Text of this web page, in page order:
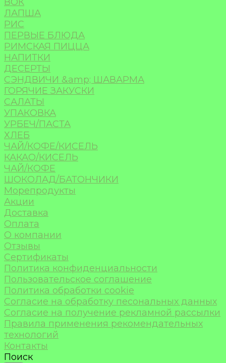
ЛАПША
РИС
ПЕРВЫЕ БЛЮДА
РИМСКАЯ ПИЦЦА
НАПИТКИ
ДЕСЕРТЫ
СЭНДВИЧИ &amp; ШАВАРМА
ГОРЯЧИЕ ЗАКУСКИ
САЛАТЫ
УПАКОВКА
УРБЕЧ/ПАСТА
ХЛЕБ
ЧАЙ/КОФЕ/КИСЕЛЬ
КАКАО/КИСЕЛЬ
ЧАЙ/КОФЕ
ШОКОЛАД/БАТОНЧИКИ
Морепродукты
Акции
Доставка
Оплата
О компании
Отзывы
Сертификаты
Политика конфиденциальности
Пользовательское соглашение
Политика обработки cookie
Согласие на обработку песональных данных
Согласие на получение рекламной рассылки
Правила применения рекомендательных
технологий
Контакты
Поиск